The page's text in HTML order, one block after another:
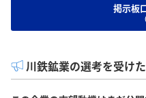
掲示板
川鉄鉱業の選考を受け